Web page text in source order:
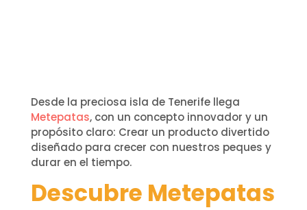
Desde la preciosa isla de Tenerife llega
Metepatas, con un concepto innovador y un
propósito claro: Crear un producto divertido
diseñado para crecer con nuestros peques y
durar en el tiempo.
Descubre Metepatas